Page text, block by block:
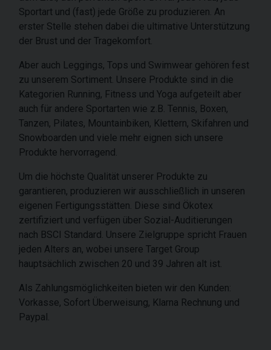
Sportart und (fast) jede Größe zu produzieren. An
erster Stelle stehen dabei die ultimative Unterstützung
der Brust und der Tragekomfort.
Aber auch Leggings, Tops und Swimwear gehören fest
zu unserem Sortiment. Unsere Produkte sind in die
Kategorien Running, Fitness und Yoga aufgeteilt aber
auch für andere Sportarten wie z.B. Tennis, Boxen,
Tanzen, Pilates, Mountainbiken, Klettern, Skifahren und
Snowboarden und viele mehr eignen sich unsere
Produkte hervorragend.
Um die höchste Qualität unserer Produkte zu
garantieren, produzieren wir ausschließlich in unseren
eigenen Fertigungsstätten. Diese sind Ökotex
zertifiziert und verfügen über Sozial-Auditierungen
nach BSCI Standard. Unsere Zielgruppe spricht Frauen
jeden Alters an, wobei unsere Target Group
hauptsächlich zwischen 20 und 39 Jahren alt ist.
Als Zahlungsmöglichkeiten bieten wir den Kunden:
Vorkasse, Sofort Überweisung, Klarna Rechnung und
Paypal.